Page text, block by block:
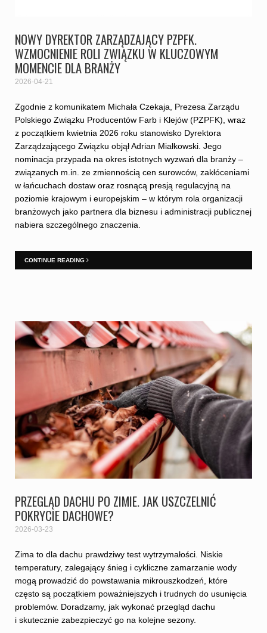
NOWY DYREKTOR ZARZĄDZAJĄCY PZPFK.
WZMOCNIENIE ROLI ZWIĄZKU W KLUCZOWYM
MOMENCIE DLA BRANŻY
2026-04-21
Zgodnie z komunikatem Michała Czekaja, Prezesa Zarządu
Polskiego Związku Producentów Farb i Klejów (PZPFK), wraz
z początkiem kwietnia 2026 roku stanowisko Dyrektora
Zarządzającego Związku objął Adrian Miałkowski. Jego
nominacja przypada na okres istotnych wyzwań dla branży –
związanych m.in. ze zmiennością cen surowców, zakłóceniami
w łańcuchach dostaw oraz rosnącą presją regulacyjną na
poziomie krajowym i europejskim – w którym rola organizacji
branżowych jako partnera dla biznesu i administracji publicznej
nabiera szczególnego znaczenia.
CONTINUE READING
PRZEGLĄD DACHU PO ZIMIE. JAK USZCZELNIĆ
POKRYCIE DACHOWE?
2026-03-23
Zima to dla dachu prawdziwy test wytrzymałości. Niskie
temperatury, zalegający śnieg i cykliczne zamarzanie wody
mogą prowadzić do powstawania mikrouszkodzeń, które
często są początkiem poważniejszych i trudnych do usunięcia
problemów. Doradzamy, jak wykonać przegląd dachu
i skutecznie zabezpieczyć go na kolejne sezony.